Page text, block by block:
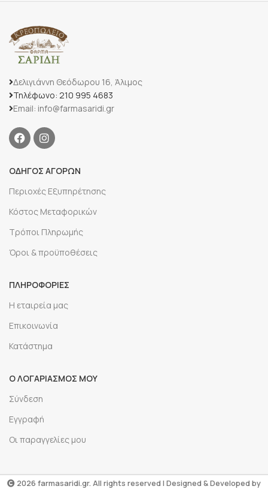
Δελιγιάννη Θεόδωρου 16, Άλιμος
Τηλέφωνο: 210 995 4683
Email: info@farmasaridi.gr
ΟΔΗΓΟΣ ΑΓΟΡΩΝ
Περιοχές Εξυπηρέτησης
Κόστος Μεταφορικών
Τρόποι Πληρωμής
Όροι & προϋποθέσεις
ΠΛΗΡΟΦΟΡΙΕΣ
Η εταιρεία μας
Επικοινωνία
Κατάστημα
Ο ΛΟΓΑΡΙΑΣΜΟΣ ΜΟΥ
Σύνδεση
Εγγραφή
Οι παραγγελίες μου
2026 farmasaridi.gr. All rights reserved | Designed & Developed by